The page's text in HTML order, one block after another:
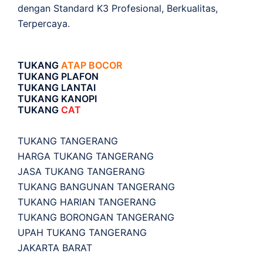
dengan Standard K3 Profesional, Berkualitas,
Terpercaya.
TUKANG ATAP BOCOR
TUKANG PLAFON
TUKANG LANTAI
TUKANG KANOPI
TUKANG CAT
TUKANG TANGERANG
HARGA TUKANG TANGERANG
JASA TUKANG TANGERANG
TUKANG BANGUNAN TANGERANG
TUKANG HARIAN TANGERANG
TUKANG BORONGAN TANGERANG
UPAH TUKANG TANGERANG
JAKARTA BARAT